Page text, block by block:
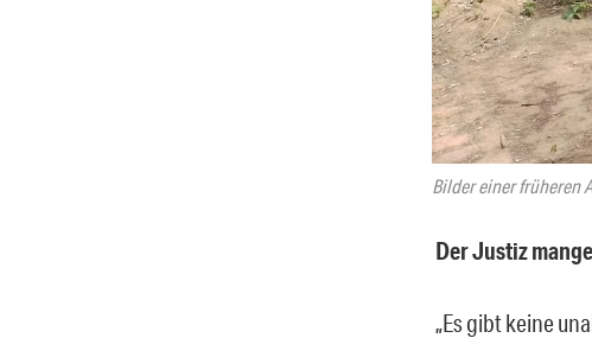
Bilder einer früheren
Der Justiz
„Es gibt keine